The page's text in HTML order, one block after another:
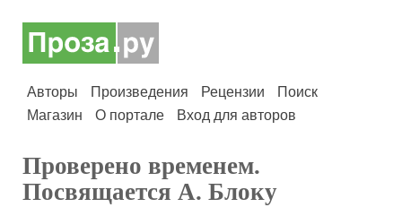
Авторы Произведения Рецензии
Поиск
Магазин
О портале Вход для авторов
Проверено временем.
Посвящается А. Блоку